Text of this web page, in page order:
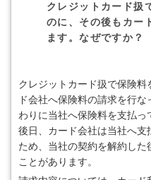
クレジットカード扱
のに、その後もカー
ます。なぜですか？
クレジットカード扱で保険
ド会社へ保険料の請求を行
わりに当社へ保険料を支払っ
後日、カード会社は当社へ支
ため、当社の契約を解約し
ことがあります。